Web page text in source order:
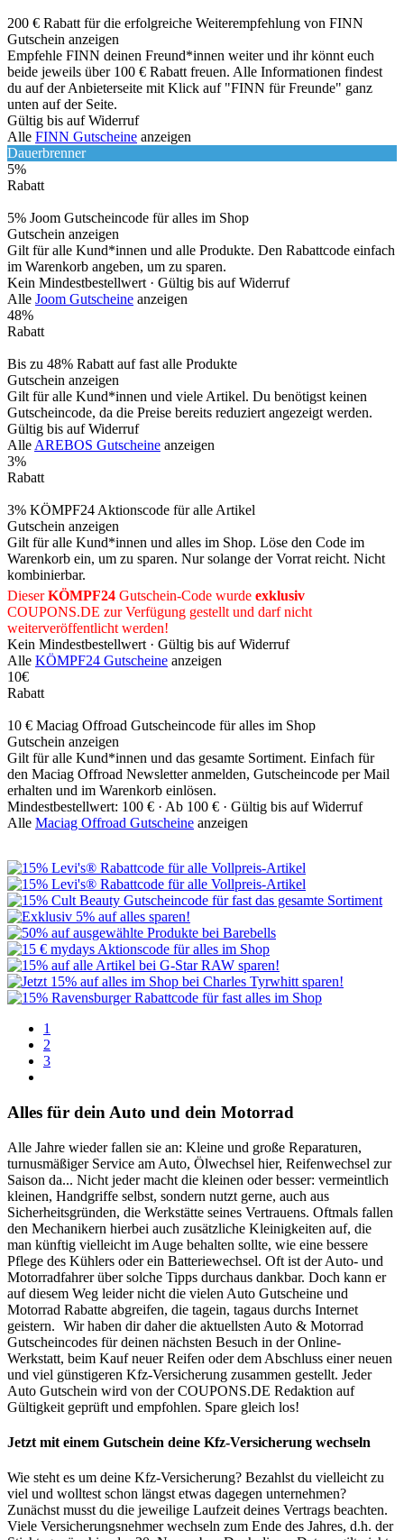
200 € Rabatt für die erfolgreiche Weiterempfehlung von FINN
Gutschein anzeigen
Empfehle FINN deinen Freund*innen weiter und ihr könnt euch
beide jeweils über 100 € Rabatt freuen. Alle Informationen findest
du auf der Anbieterseite mit Klick auf "FINN für Freunde" ganz
unten auf der Seite.
Gültig bis auf Widerruf
Alle FINN Gutscheine anzeigen
Dauerbrenner
5%
Rabatt
5% Joom Gutscheincode für alles im Shop
Gutschein anzeigen
Gilt für alle Kund*innen und alle Produkte. Den Rabattcode einfach
im Warenkorb angeben, um zu sparen.
Kein Mindestbestellwert · Gültig bis auf Widerruf
Alle Joom Gutscheine anzeigen
48%
Rabatt
Bis zu 48% Rabatt auf fast alle Produkte
Gutschein anzeigen
Gilt für alle Kund*innen und viele Artikel. Du benötigst keinen
Gutscheincode, da die Preise bereits reduziert angezeigt werden.
Gültig bis auf Widerruf
AlleAREBOS Gutscheine anzeigen
3%
Rabatt
3% KÖMPF24 Aktionscode für alle Artikel
Gutschein anzeigen
Gilt für alle Kund*innen und alles im Shop. Löse den Code im
Warenkorb ein, um zu sparen. Nur solange der Vorrat reicht. Nicht
kombinierbar.
DieserKÖMPF24 Gutschein-Code wurde exklusiv
COUPONS.DE zur Verfügung gestellt und darf nicht
weiterveröffentlicht werden!
Kein Mindestbestellwert · Gültig bis auf Widerruf
Alle KÖMPF24 Gutscheine anzeigen
10€
Rabatt
10 € Maciag Offroad Gutscheincode für alles im Shop
Gutschein anzeigen
Gilt für alle Kund*innen und das gesamte Sortiment. Einfach für
den Maciag Offroad Newsletter anmelden, Gutscheincode per Mail
erhalten und im Warenkorb einlösen.
Mindestbestellwert: 100 € · Ab 100 € · Gültig bis auf Widerruf
Alle Maciag Offroad Gutscheine anzeigen
1
2
3
Alles für dein Auto und dein Motorrad
Alle Jahre wieder fallen sie an: Kleine und große Reparaturen,
turnusmäßiger Service am Auto, Ölwechsel hier, Reifenwechsel zur
Saison da... Nicht jeder macht die kleinen oder besser: vermeintlich
kleinen, Handgriffe selbst, sondern nutzt gerne, auch aus
Sicherheitsgründen, die Werkstätte seines Vertrauens. Oftmals fallen
den Mechanikern hierbei auch zusätzliche Kleinigkeiten auf, die
man künftig vielleicht im Auge behalten sollte, wie eine bessere
Pflege des Kühlers oder ein Batteriewechsel. Oft ist der Auto- und
Motorradfahrer über solche Tipps durchaus dankbar. Doch kann er
auf diesem Weg leider nicht die vielen Auto Gutscheine und
Motorrad Rabatte abgreifen, die tagein, tagaus durchs Internet
geistern. Wir haben dir daher die aktuellsten Auto & Motorrad
Gutscheincodes für deinen nächsten Besuch in der Online-
Werkstatt, beim Kauf neuer Reifen oder dem Abschluss einer neuen
und viel günstigeren Kfz-Versicherung zusammen gestellt. Jeder
Auto Gutschein wird von derCOUPONS.DE Redaktion auf
Gültigkeit geprüft und empfohlen. Spare gleich los!
Jetzt mit einem Gutschein deine Kfz-Versicherung wechseln
Wie steht es um deine Kfz-Versicherung? Bezahlst du vielleicht zu
viel und wolltest schon längst etwas dagegen unternehmen?
Zunächst musst du die jeweilige Laufzeit deines Vertrags beachten.
Viele Versicherungsnehmer wechseln zum Ende des Jahres, d.h. der